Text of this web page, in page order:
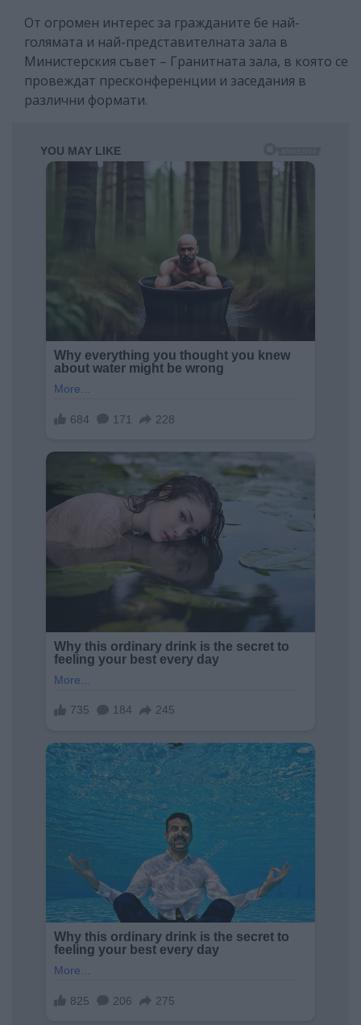
От огромен интерес за гражданите бе най-
голямата и най-представителната зала в
Министерския съвет – Гранитната зала, в която се
провеждат пресконференции и заседания в
различни формати.